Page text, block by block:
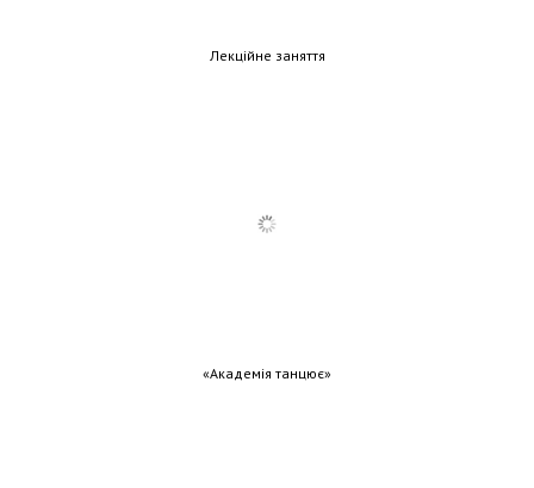
Лекційне заняття
«Академія танцює»